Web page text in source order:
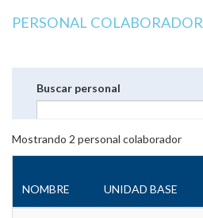
PERSONAL COLABORADOR
Buscar personal
Mostrando 2 personal colaborador
NOMBRE UNIDAD BASE